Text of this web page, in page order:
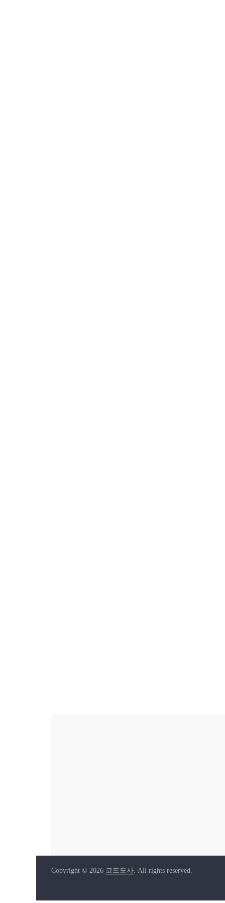
Copyright © 2026 코드도사. All rights reserved.